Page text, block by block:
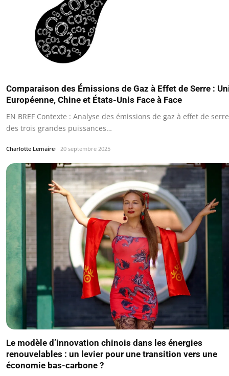
Comparaison des Émissions de Gaz à Effet de Serre :
Européenne, Chine et États-Unis Face à Face
EN BREF Contexte : Analyse des émissions de gaz à effet de serre
des trois grandes puissances…
Charlotte Lemaire 20 septembre 2025
Le modèle d’innovation chinois dans les énergies
renouvelables : un levier pour une transition vers une
économie bas-carbone ?